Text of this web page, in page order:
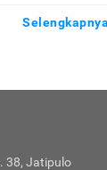
Selengkapnya
38, Jatipulo